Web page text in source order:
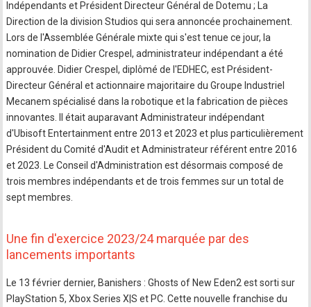
Indépendants et Président Directeur Général de Dotemu ; La
Direction de la division Studios qui sera annoncée prochainement.
Lors de l'Assemblée Générale mixte qui s'est tenue ce jour, la
nomination de Didier Crespel, administrateur indépendant a été
approuvée. Didier Crespel, diplômé de l'EDHEC, est Président-
Directeur Général et actionnaire majoritaire du Groupe Industriel
Mecanem spécialisé dans la robotique et la fabrication de pièces
innovantes. Il était auparavant Administrateur indépendant
d'Ubisoft Entertainment entre 2013 et 2023 et plus particulièrement
Président du Comité d'Audit et Administrateur référent entre 2016
et 2023. Le Conseil d'Administration est désormais composé de
trois membres indépendants et de trois femmes sur un total de
sept membres.
Une fin d'exercice 2023/24 marquée par des
lancements importants
Le 13 février dernier, Banishers : Ghosts of New Eden2 est sorti sur
PlayStation 5, Xbox Series X|S et PC. Cette nouvelle franchise du